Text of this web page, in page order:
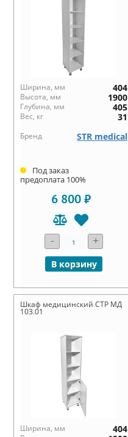
Ширина, мм 404
Высота, мм 1900
Глубина, мм 405
Вес, кг 31
Бренд STR medical
Под заказ
предоплата 100%
6 800 ₽
- +
В корзину
Шкаф медицинский СТР МД
103.01
Ширина, мм 404